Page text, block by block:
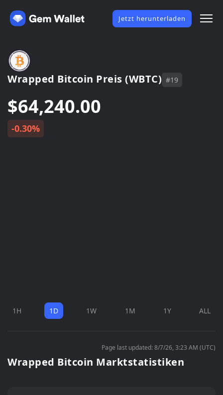
Jetzt herunterladen
Wrapped Bitcoin Preis (WBTC) #19
$64,240.00
-0.30%
1H 1D 1W 1M 1Y ALL
Page last updated: 8/7/26, 3:23 AM (UTC)
Wrapped Bitcoin Marktstatistiken